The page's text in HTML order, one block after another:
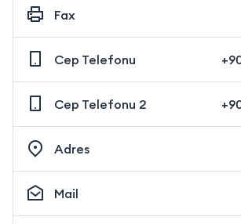
Fax
Cep Telefonu
Cep Telefonu 2
Adres
Mail